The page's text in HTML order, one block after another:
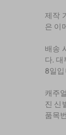
제작
은 이
배송
다.
8일
캐주
진 신
품목